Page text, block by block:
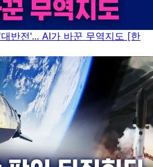
반전'... AI가 바꾼 무역지도 [한